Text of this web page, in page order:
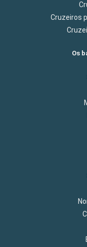
Cruzeiros
Os